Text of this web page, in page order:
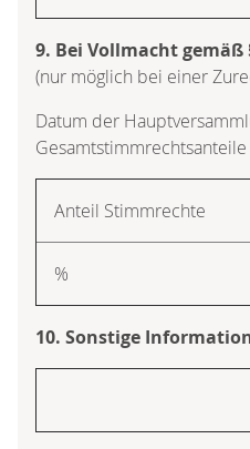
9. Bei Vollmacht gemäß
(nur möglich bei einer
Datum der
Anteil Stimmrechte
%
10. Sonstige